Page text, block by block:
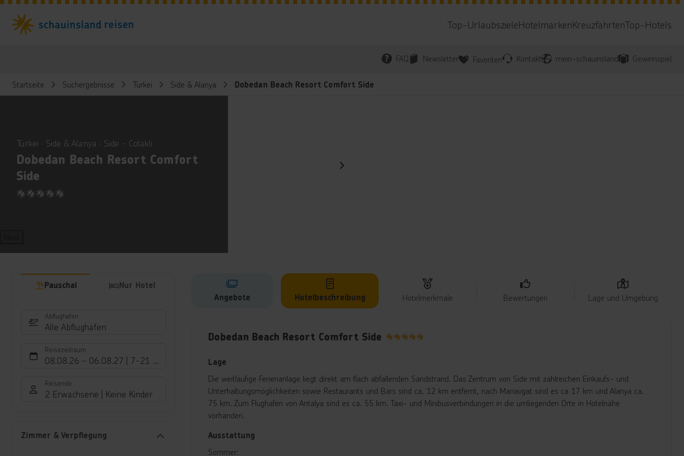
Top-UrlaubszieleHotelmarkenKreuzfahrtenTop-Hotels
FAQ Newsletter Favoriten Kontakt mein-schauinsland Gewinnspiel
Startseite Suchergebnisse Türkei Side & Alanya Dobedan Beach Resort Comfort Side
Türkei ∙ Side & Alanya ∙ Side - Colakli
Dobedan Beach Resort Comfort
Side
5
Pauschal Nur Hotel
Abflughafen
Alle Abflughäfen
Reisezeitraum
08.08.26 – 06.08.27 7-21 Nächte
Reisende
2 Erwachsene Keine Kinder
Zimmer & Verpflegung
Angebote Hotelbeschreibung Hotelmerkmale Bewertungen Lage und Umgebung
Dobedan Beach Resort Comfort Side
Lage
Die weitläufige Ferienanlage liegt direkt am flach abfallenden Sandstrand. Das Zentrum von Side mit zahlreichen Einkaufs- und
Unterhaltungsmöglichkeiten sowie Restaurants und Bars sind ca. 12 km entfernt, nach Manavgat sind es ca 17 km und Alanya ca.
75 km. Zum Flughafen von Antalya sind es ca. 55 km. Taxi- und Minibusverbindungen in die umliegenden Orte in Hotelnähe
vorhanden.
Ausstattung
Sommer: